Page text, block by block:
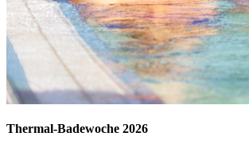
Thermal-Badewoche 2026